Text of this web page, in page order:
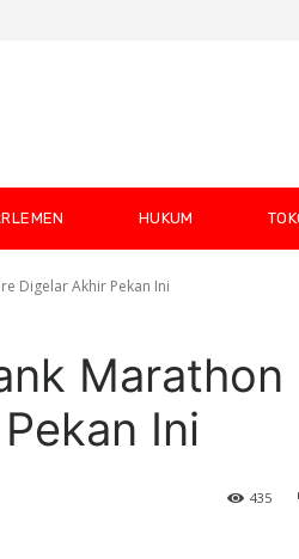
HUKUM
Digelar Akhir Pekan Ini
Marathon
Ini
435